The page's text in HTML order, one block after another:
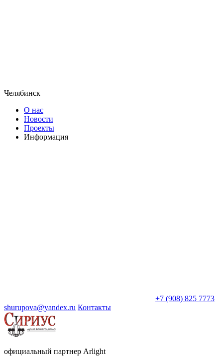
Челябинск
О нас
Новости
Проекты
Информация
+7 (908) 825 7773
shurupova@yandex.ru Контакты
официальный партнер Arlight